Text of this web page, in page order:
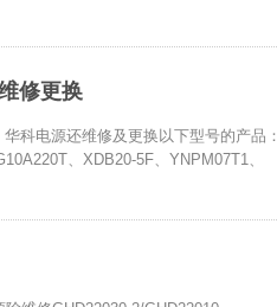
修更换
科电源还维修及更换以下型号的产品：
、XDB20-5F、YNPM07T1、